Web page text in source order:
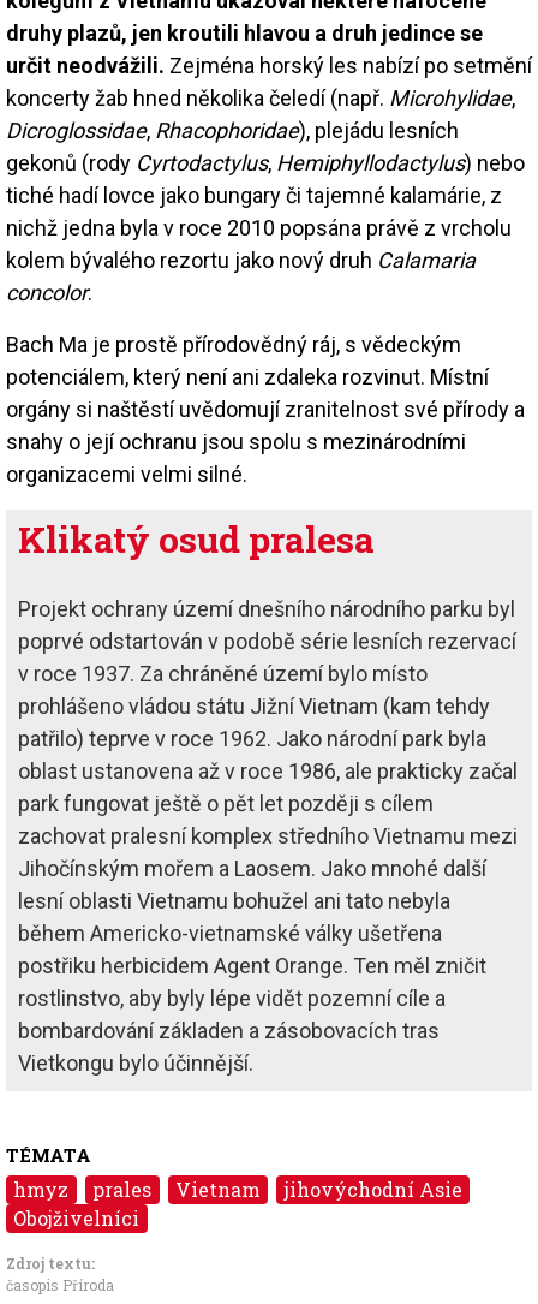
druhy plazů, jen kroutili hlavou a druh jedince se
určit neodvážili. Zejména horský les nabízí po setmění
koncerty žab hned několika čeledí (např. Microhylidae,
Dicroglossidae, Rhacophoridae), plejádu lesních
gekonů (rody Cyrtodactylus, Hemiphyllodactylus) nebo
tiché hadí lovce jako bungary či tajemné kalamárie, z
nichž jedna byla v roce 2010 popsána právě z vrcholu
kolem bývalého rezortu jako nový druh Calamaria
concolor.
Bach Ma je prostě přírodovědný ráj, s vědeckým
potenciálem, který není ani zdaleka rozvinut. Místní
orgány si naštěstí uvědomují zranitelnost své přírody a
snahy o její ochranu jsou spolu s mezinárodními
organizacemi velmi silné.
Klikatý osud pralesa
Projekt ochrany území dnešního národního parku byl
poprvé odstartován v podobě série lesních rezervací
v roce 1937. Za chráněné území bylo místo
prohlášeno vládou státu Jižní Vietnam (kam tehdy
patřilo) teprve v roce 1962. Jako národní park byla
oblast ustanovena až v roce 1986, ale prakticky začal
park fungovat ještě o pět let později s cílem
zachovat pralesní komplex středního Vietnamu mezi
Jihočínským mořem a Laosem. Jako mnohé další
lesní oblasti Vietnamu bohužel ani tato nebyla
během Americko-vietnamské války ušetřena
postřiku herbicidem Agent Orange. Ten měl zničit
rostlinstvo, aby byly lépe vidět pozemní cíle a
bombardování základen a zásobovacích tras
Vietkongu bylo účinnější.
TÉMATA
hmyz prales Vietnam
jihovýchodní Asie
Obojživelníci
Zdroj textu:
časopis Příroda